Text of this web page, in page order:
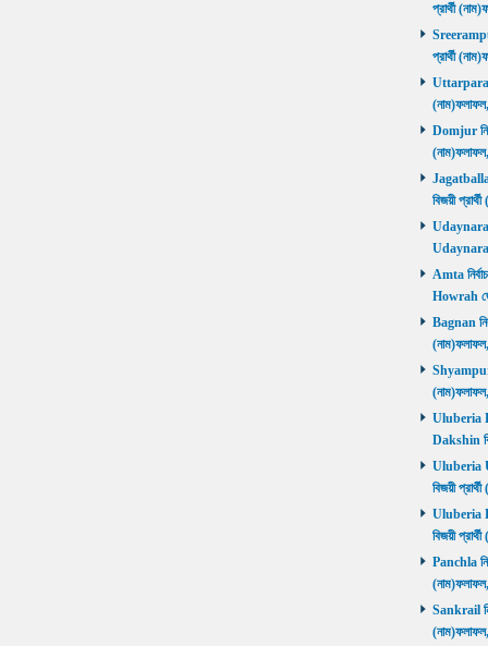
প্রার্থী
প্রার্থী
Uttarpara
Domjur
বিজয়ী
Amta
Howrah
Bagnan
Shyampur
Uluberia
Dakshin
Uluberia
বিজয়ী
Uluberia
বিজয়ী
Panchla
Sankrail